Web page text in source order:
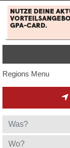
Regions Menu